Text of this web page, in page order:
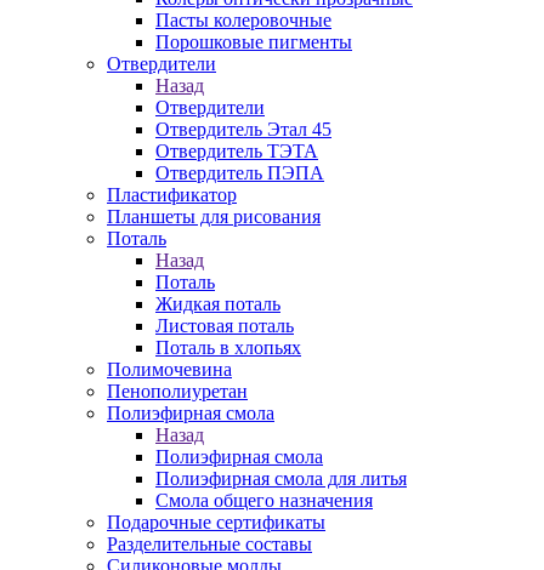
Пасты колеровочные
Порошковые пигменты
Отвердители
Назад
Отвердители
Отвердитель Этал 45
Отвердитель ТЭТА
Отвердитель ПЭПА
Пластификатор
Планшеты для рисования
Поталь
Назад
Поталь
Жидкая поталь
Листовая поталь
Поталь в хлопьях
Полимочевина
Пенополиуретан
Полиэфирная смола
Назад
Полиэфирная смола
Полиэфирная смола для литья
Смола общего назначения
Подарочные сертификаты
Разделительные составы
Силиконовые молды